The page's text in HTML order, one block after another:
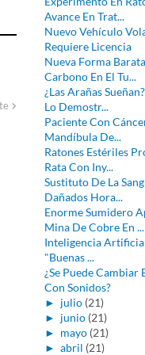
Avance En Trat...
Nuevo Vehículo
Requiere Licencia
Nueva Forma
Carbono En El Tu...
¿Las Arañas
Lo Demostr...
Paciente Con
Mandíbula De...
Ratones Estériles
Rata Con Iny...
Sustituto De La
Dañados Hora...
Enorme Sumidero
Mina De Cobre En ...
Inteligencia
"Buenas ...
¿Se Puede Cambiar
Con Sonidos?
► julio (21)
► junio (21)
► mayo (21)
► abril (21)